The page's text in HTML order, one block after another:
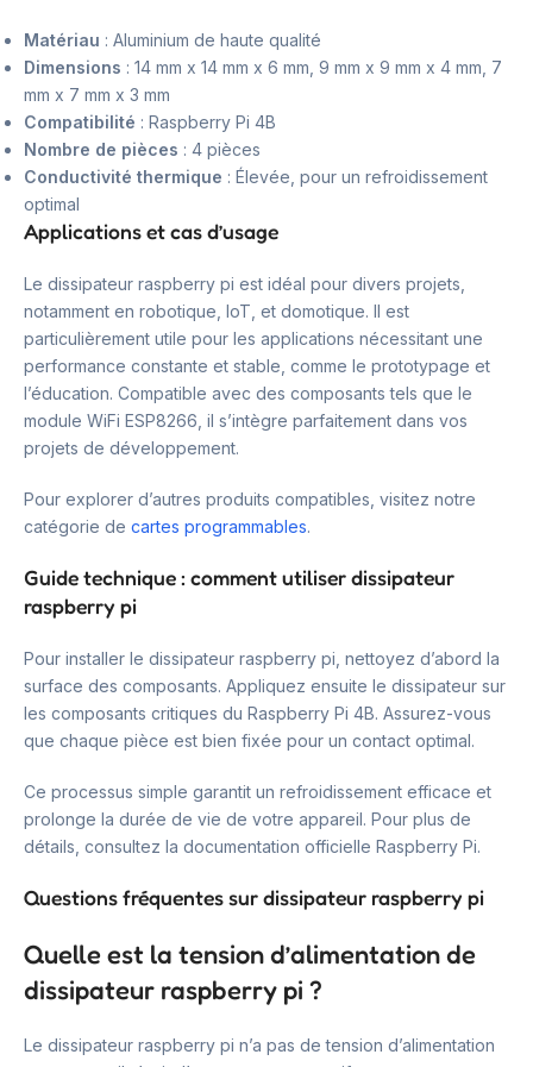
Matériau : Aluminium de haute qualité
Dimensions : 14 mm x 14 mm x 6 mm, 9 mm x 9 mm x 4 mm, 7
mm x 7 mm x 3 mm
Compatibilité : Raspberry Pi 4B
Nombre de pièces : 4 pièces
Conductivité thermique : Élevée, pour un refroidissement
optimal
Applications et cas d’usage
Le dissipateur raspberry pi est idéal pour divers projets,
notamment en robotique, IoT, et domotique. Il est
particulièrement utile pour les applications nécessitant une
performance constante et stable, comme le prototypage et
l’éducation. Compatible avec des composants tels que le
module WiFi ESP8266, il s’intègre parfaitement dans vos
projets de développement.
Pour explorer d’autres produits compatibles, visitez notre
catégorie de cartes programmables.
Guide technique : comment utiliser dissipateur
raspberry pi
Pour installer le dissipateur raspberry pi, nettoyez d’abord la
surface des composants. Appliquez ensuite le dissipateur sur
les composants critiques du Raspberry Pi 4B. Assurez-vous
que chaque pièce est bien fixée pour un contact optimal.
Ce processus simple garantit un refroidissement efficace et
prolonge la durée de vie de votre appareil. Pour plus de
détails, consultez la documentation officielle Raspberry Pi.
Questions fréquentes sur dissipateur raspberry pi
Quelle est la tension d’alimentation de
dissipateur raspberry pi ?
Le dissipateur raspberry pi n’a pas de tension d’alimentation